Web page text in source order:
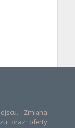
Zmiana
oraz oferty